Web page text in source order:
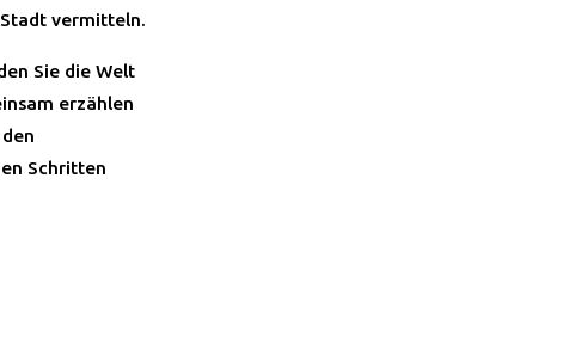
vermitteln.
Sie die Welt
erzählen
Schritten